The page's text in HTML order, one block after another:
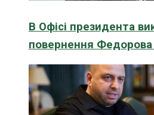
В Офісі президента
повернення